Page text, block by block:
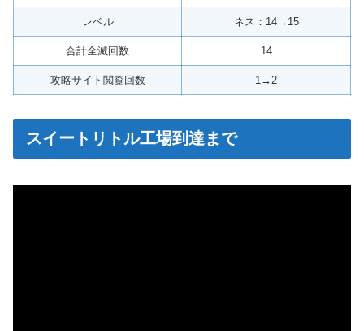
レベル ネス：14→15
合計全滅回数 14
攻略サイト閲覧回数 1→2
スイートリトル工場到達まで